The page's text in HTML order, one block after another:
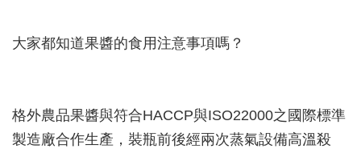
大家都知道果醬的食用注意事項嗎？
格外農品果醬與符合HACCP與ISO22000之國際標準
製造廠合作生產，裝瓶前後經兩次蒸氣設備高溫殺